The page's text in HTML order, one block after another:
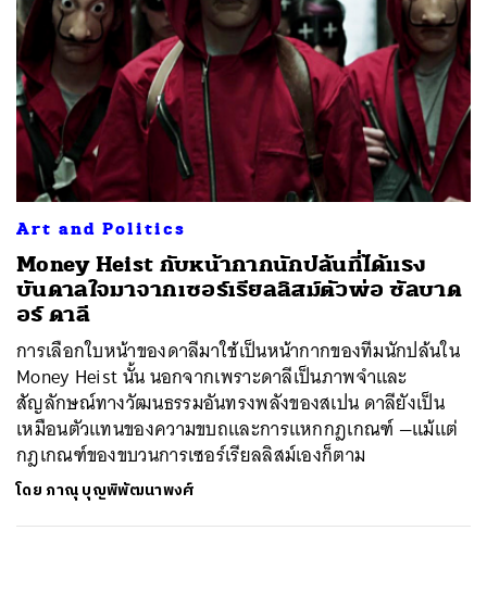
Art and Politics
Money Heist กับหน้ากากนักปล้นที่ได้แรง
บันดาลใจมาจากเซอร์เรียลลิสม์ตัวพ่อ ซัลบาด
อร์ ดาลี
การเลือกใบหน้าของดาลีมาใช้เป็นหน้ากากของทีมนักปล้นใน
Money Heist นั้น นอกจากเพราะดาลีเป็นภาพจำและ
สัญลักษณ์ทางวัฒนธรรมอันทรงพลังของสเปน ดาลียังเป็น
เหมือนตัวแทนของความขบถและการแหกกฎเกณฑ์ —แม้แต่
กฎเกณฑ์ของขบวนการเซอร์เรียลลิสม์เองก็ตาม
โดย ภาณุ บุญพิพัฒนาพงศ์
ค้นหา
SHARE